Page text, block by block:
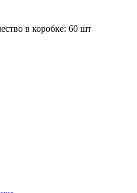
в коробке: 60 шт